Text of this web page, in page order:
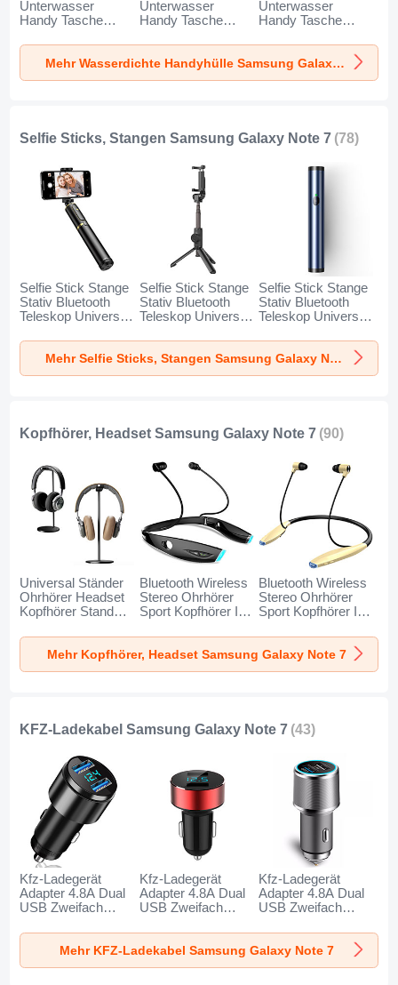
Unterwasser
Handy Tasche
Samsung Galaxy
Note 7 Schwarz
Unterwasser
Handy Tasche
Samsung Galaxy
Note 7 Gold
Unterwasser
Handy Tasche
Samsung Galaxy
Note 7 Orange
Mehr Wasserdichte Handyhülle Samsung Galaxy Note 7
Selfie Sticks, Stangen Samsung Galaxy Note 7 (78)
Selfie Stick Stange
Stativ Bluetooth
Teleskop Universal
Galaxy Note 7 Gold
und Schwarz
Selfie Stick Stange
Stativ Bluetooth
Teleskop Universal
Galaxy Note 7
Schwarz
Selfie Stick Stange
Stativ Bluetooth
Teleskop Universal
Galaxy Note 7 Blau
Mehr Selfie Sticks, Stangen Samsung Galaxy Note 7
Kopfhörer, Headset Samsung Galaxy Note 7 (90)
Universal Ständer
Ohrhörer Headset
Kopfhörer Stand
Galaxy Note 7
Schwarz
Bluetooth Wireless
Stereo Ohrhörer
Sport Kopfhörer In
für Samsung
Galaxy Note 7
Schwarz
Bluetooth Wireless
Stereo Ohrhörer
Sport Kopfhörer In
für Samsung
Galaxy Note 7 Gold
Mehr Kopfhörer, Headset Samsung Galaxy Note 7
KFZ-Ladekabel Samsung Galaxy Note 7 (43)
Kfz-Ladegerät
Adapter 4.8A Dual
USB Zweifach
Charge Universal
K10 für Samsung
Galaxy Note 7
Kfz-Ladegerät
Adapter 4.8A Dual
USB Zweifach
Charge Universal
K07 für Samsung
Galaxy Note 7 Rot
Kfz-Ladegerät
Adapter 4.8A Dual
USB Zweifach
Charge Universal
K08 für Samsung
Galaxy Note 7
Mehr KFZ-Ladekabel Samsung Galaxy Note 7